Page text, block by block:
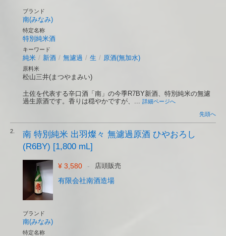
ブランド
南(みなみ)
特定名称
特別純米酒
キーワード
純米 / 新酒 / 無濾過 / 生 / 原酒(無加水)
原料米
松山三井(まつやまみい)
土佐を代表する辛口酒「南」の今季R7BY新酒、特別純米の無濾
過生原酒です。香りは穏やかですが、... 詳細ページへ
先頭へ
2.
南 特別純米 出羽燦々 無濾過原酒 ひやおろし
(R6BY) [1,800 mL]
¥ 3,580 - 店頭販売
有限会社南酒造場
ブランド
南(みなみ)
特定名称